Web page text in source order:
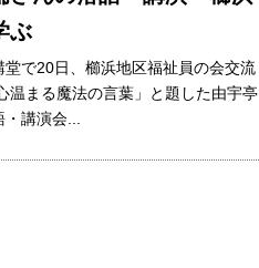
ぶ
で20日、櫛浜地区福祉員の会交流
まる魔法の言葉」と題した由宇亭
講演会...